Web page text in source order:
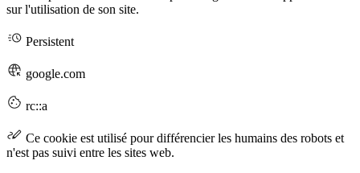
sur l'utilisation de son site.
Persistent
google.com
rc::a
Ce cookie est utilisé pour différencier les humains des robots et
n'est pas suivi entre les sites web.